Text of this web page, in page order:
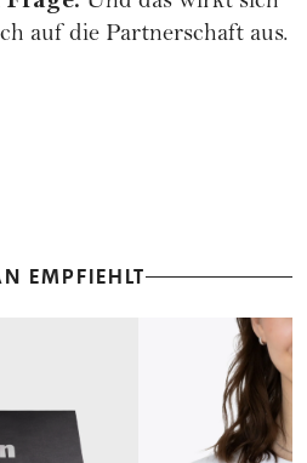
auf die Partnerschaft aus.
EMPFIEHLT